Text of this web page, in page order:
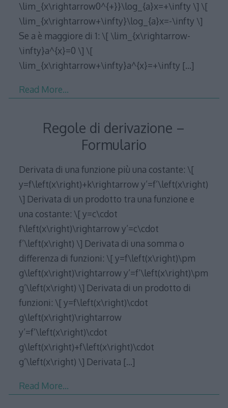
\lim_{x\rightarrow0^{+}}\log_{a}x=+\infty \] \[
\lim_{x\rightarrow+\infty}\log_{a}x=-\infty \]
Se a è maggiore di 1: \[ \lim_{x\rightarrow-
\infty}a^{x}=0 \] \[
\lim_{x\rightarrow+\infty}a^{x}=+\infty […]
Read More…
Regole di derivazione –
Formulario
Derivata di una funzione più una costante: \[
y=f\left(x\right)+k\rightarrow y’=f’\left(x\right)
\] Derivata di un prodotto tra una funzione e
una costante: \[ y=c\cdot
f\left(x\right)\rightarrow y’=c\cdot
f’\left(x\right) \] Derivata di una somma o
differenza di funzioni: \[ y=f\left(x\right)\pm
g\left(x\right)\rightarrow y’=f’\left(x\right)\pm
g’\left(x\right) \] Derivata di un prodotto di
funzioni: \[ y=f\left(x\right)\cdot
g\left(x\right)\rightarrow
y’=f’\left(x\right)\cdot
g\left(x\right)+f\left(x\right)\cdot
g’\left(x\right) \] Derivata […]
Read More…